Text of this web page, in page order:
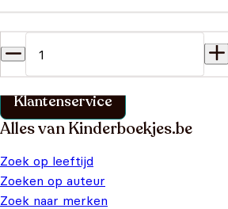
Vind binnen no-time antwoord op je
klantenservice pagina.
Klantenservice
Alles van Kinderboekjes.be
Zoek op leeftijd
Zoeken op auteur
Zoek naar merken